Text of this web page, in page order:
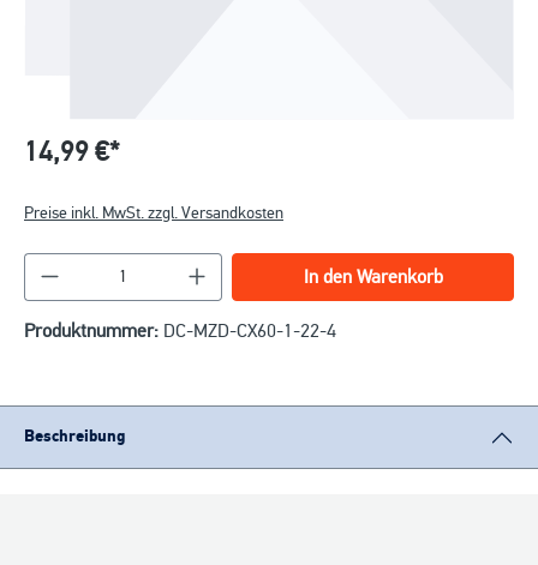
14,99 €*
Preise inkl. MwSt. zzgl. Versandkosten
Produkt Anzahl: Gib den gewünschten Wert
In den Warenkorb
Produktnummer: DC-MZD-CX60-1-22-4
Beschreibung